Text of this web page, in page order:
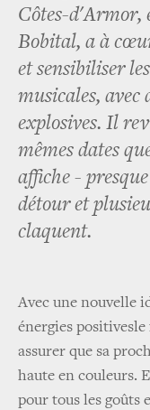
Côtes-d'Armor,
Bobital, a à
et sensibiliser
musicales, avec
explosives. Il
mêmes dates
affiche -
détour et
claquent.
Avec une nouvelle
énergies
assurer que sa
haute en couleurs.
pour tous les goûts